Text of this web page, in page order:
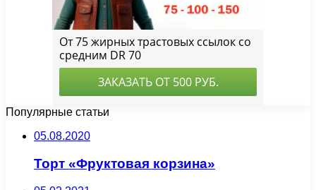
Популярные статьи
05.08.2020
Торт «Фруктовая корзина»